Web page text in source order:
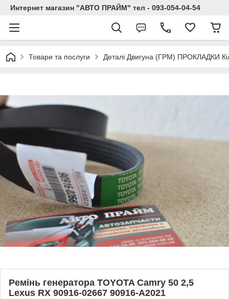
Интернет магазин "АВТО ПРАЙМ" тел - 093-054-04-54
Товари та послуги Деталі Двигуна (ГРМ) ПРОКЛАДКИ
Ремінь генератора TOYOTA Camry 50 2,5
Lexus RX 90916-02667 90916-A2021